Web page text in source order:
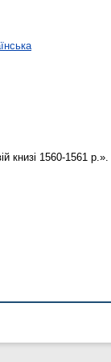
книзі 1560-1561 р.».